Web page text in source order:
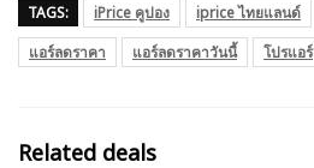
TAGS: iPrice คูปอง iprice ไทยแลนด์
แอร์ลดราคา
แอร์ลดราคาวันนี้ โปรแอร์
Related deals